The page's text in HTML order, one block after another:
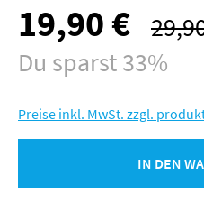
Verkaufspreis:
19,90 € Regulärer Preis:
Du sparst 33%
Preise inkl. MwSt. zzgl.
IN DEN